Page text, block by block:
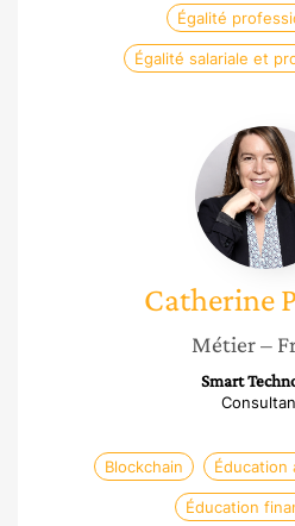
Égalité
Égalité salariale et
Catherine
Métier–
Smart
Blockchain Éducation
Éducation